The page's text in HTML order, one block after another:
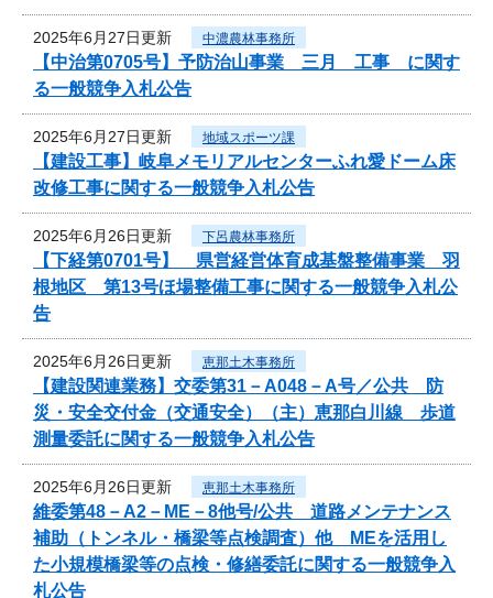
2025年6月27日更新 中濃農林事務所
【中治第0705号】予防治山事業 三月 工事 に関す
る一般競争入札公告
2025年6月27日更新 地域スポーツ課
【建設工事】岐阜メモリアルセンターふれ愛ドーム床
改修工事に関する一般競争入札公告
2025年6月26日更新 下呂農林事務所
【下経第0701号】 県営経営体育成基盤整備事業 羽
根地区 第13号ほ場整備工事に関する一般競争入札公
告
2025年6月26日更新 恵那土木事務所
【建設関連業務】交委第31－A048－A号／公共 防
災・安全交付金（交通安全）（主）恵那白川線 歩道
測量委託に関する一般競争入札公告
2025年6月26日更新 恵那土木事務所
維委第48－A2－ME－8他号/公共 道路メンテナンス
補助（トンネル・橋梁等点検調査）他 MEを活用し
た小規模橋梁等の点検・修繕委託に関する一般競争入
札公告